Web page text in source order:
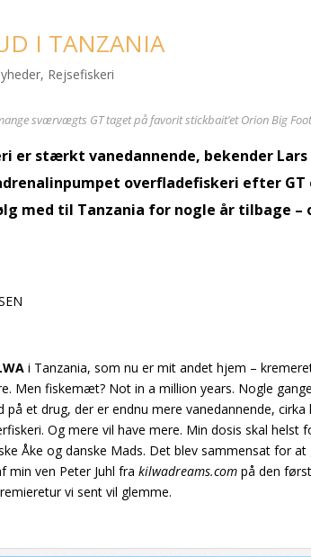
I TANZANIA
, Rejsefiskeri
sværvægts GT taget på favorit stickbait’et Orion Big
er stærkt vanedannende, bekender
overfladefiskeri efter GT
med til Tanzania for nogle år tilbage
i Tanzania, som nu er mit andet hjem –
Men fiskemæt? Not in a million years. Nogle
på et drug, der er endnu mere vanedannende,
Og mere vil have mere. Min dosis skal helst
Åke og danske Mads. Det blevsammensat for at
minven Peter Juhl frakilwadreams.compå den
vi sent vil glemme.